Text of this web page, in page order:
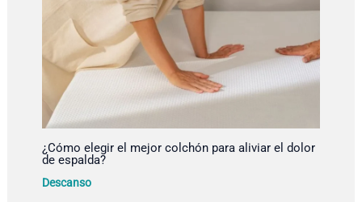
¿Cómo elegir el mejor colchón para aliviar el dolor
de espalda?
Descanso